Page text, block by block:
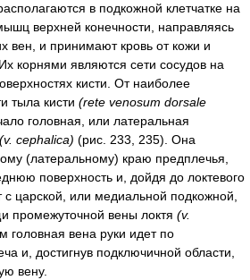
в подкожной клетчатке на
верхней конечности, направляясь
вен, и принимают кровь от кожи и
корнями являются сети сосудов на
кисти. От наиболее
тыла кисти (rete venosum dorsale
головная, или латеральная
(v. cephalica) (рис. 233, 235). Она
(латеральному) краю предплечья,
поверхность и, дойдя до локтевого
с царской, или медиальной подкожной,
промежуточной вены локтя (v.
головная вена руки идет по
и, достигнув подключичной области,
вену.